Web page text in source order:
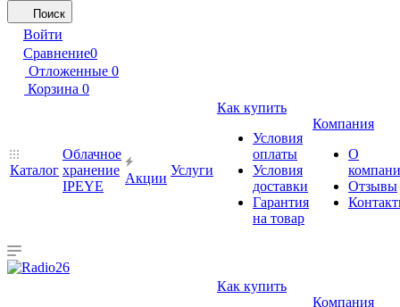
Поиск
Войти
Сравнение0
Отложенные 0
Корзина 0
Каталог
Облачное
хранение
IPEYE
Акции
Услуги
Как купить
Условия
оплаты
Условия
доставки
Гарантия
на товар
Компания
О
Отзывы
Как купить
Компания